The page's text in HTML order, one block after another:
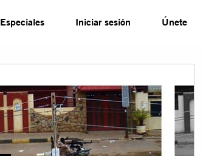
Especiales Iniciar sesión Únete